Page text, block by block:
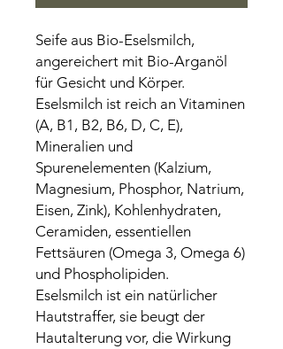
Seife aus Bio-Eselsmilch,
angereichert mit Bio-Arganöl
für Gesicht und Körper.
Eselsmilch ist reich an Vitaminen
(A, B1, B2, B6, D, C, E),
Mineralien und
Spurenelementen (Kalzium,
Magnesium, Phosphor, Natrium,
Eisen, Zink), Kohlenhydraten,
Ceramiden, essentiellen
Fettsäuren (Omega 3, Omega 6)
und Phospholipiden.
Eselsmilch ist ein natürlicher
Hautstraffer, sie beugt der
Hautalterung vor, die Wirkung